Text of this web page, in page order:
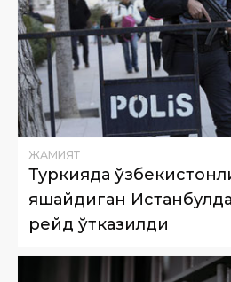
ЖАМИЯТ
Туркияда
яшайдиган
рейд ўтказилди